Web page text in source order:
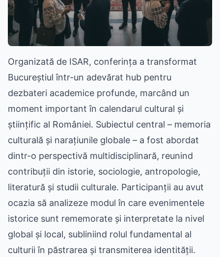
Organizată de ISAR, conferința a transformat
Bucureștiul într-un adevărat hub pentru
dezbateri academice profunde, marcând un
moment important în calendarul cultural și
științific al României. Subiectul central – memoria
culturală și narațiunile globale – a fost abordat
dintr-o perspectivă multidisciplinară, reunind
contribuții din istorie, sociologie, antropologie,
literatură și studii culturale. Participanții au avut
ocazia să analizeze modul în care evenimentele
istorice sunt rememorate și interpretate la nivel
global și local, subliniind rolul fundamental al
culturii în păstrarea și transmiterea identității.